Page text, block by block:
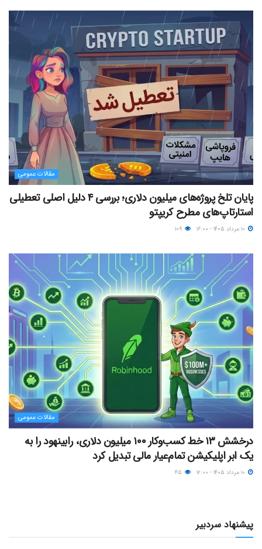
مقالات عمومی
پایان تلخ پروژه‌های میلیون دلاری؛ بررسی ۴ دلیل اصلی تعطیلی
استارتاپ‌های مطرح کریپتو
مقالات عمومی
درخشش ۱۳ خط کسب‌وکار ۱۰۰ میلیون دلاری، رابینهود را به
یک ابر اپلیکیشن تمام‌عیار مالی تبدیل کرد
پیشنهاد سردبیر